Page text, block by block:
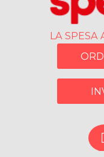
LA SPESA